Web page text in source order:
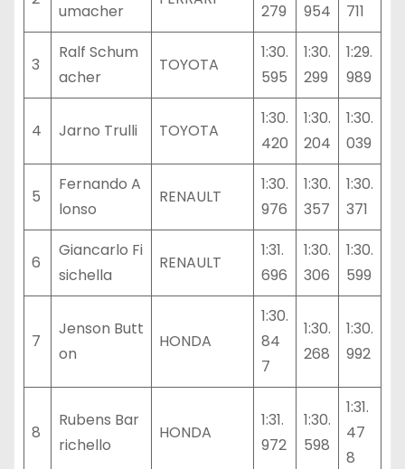
umacher 279 954 711
3
Ralf Schum
acher
TOYOTA
1:30.
595
1:30.
299
1:29.
989
4 Jarno Trulli TOYOTA
1:30.
420
1:30.
204
1:30.
039
5
Fernando A
lonso
RENAULT
1:30.
976
1:30.
357
1:30.
371
6
Giancarlo Fi
sichella
RENAULT
1:31.
696
1:30.
306
1:30.
599
7
Jenson Butt
on
HONDA
1:30.
84
7
1:30.
268
1:30.
992
8
Rubens Bar
richello
HONDA
1:31.
972
1:30.
598
1:31.
47
8